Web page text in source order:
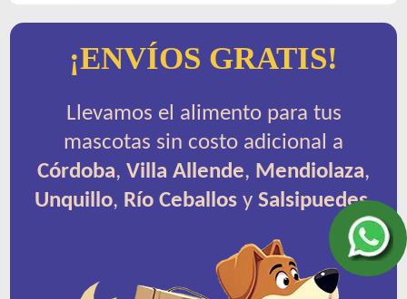
¡ENVÍOS GRATIS!
Llevamos el alimento para tus
mascotas sin costo adicional a
Córdoba, Villa Allende, Mendiolaza,
Unquillo, Río Ceballosy Salsipuedes.